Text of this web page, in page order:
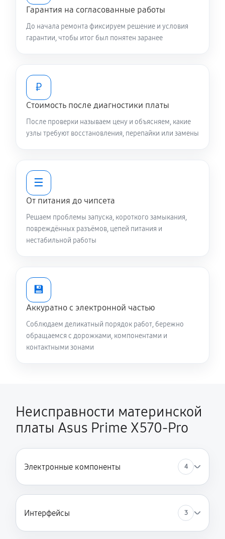
Гарантия на согласованные работы
До начала ремонта фиксируем решение и условия
гарантии, чтобы итог был понятен заранее
₽
Стоимость после диагностики платы
После проверки называем цену и объясняем, какие
узлы требуют восстановления, перепайки или замены
☰
От питания до чипсета
Решаем проблемы запуска, короткого замыкания,
повреждённых разъёмов, цепей питания и
нестабильной работы
💾
Аккуратно с электронной частью
Соблюдаем деликатный порядок работ, бережно
обращаемся с дорожками, компонентами и
контактными зонами
Неисправности материнской
платы Asus Prime X570-Pro
Электронные компоненты 4
Интерфейсы 3